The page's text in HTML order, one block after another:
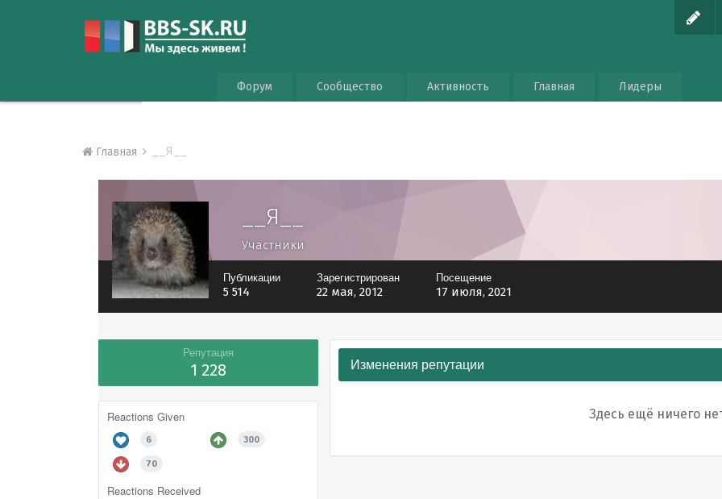
Форум Сообщество Активность Главная Лидеры
Главная __Я__
__Я__
Участники
Публикации
5 514
Зарегистрирован
22 мая, 2012
Посещение
17 июля, 2021
Репутация
1 228
Reactions Given
6 300
70
Reactions Received
Изменения репутации
Здесь ещё ничего